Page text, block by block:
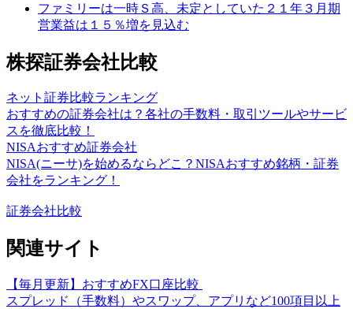
ファミリーは一時Ｓ高、未定としていた２１年３月期
営業益は１５％増を見込む
株探証券会社比較
ネット証券比較ランキング
おすすめの証券会社は？各社の手数料・取引ツールやサービ
スを徹底比較！
NISAおすすめ証券会社
NISA(ニーサ)を始めるならどこ？NISAおすすめ銘柄・証券
会社をランキング！
証券会社比較
関連サイト
【毎月更新】おすすめFX口座比較
スプレッド（手数料）やスワップ、アプリなど100項目以上